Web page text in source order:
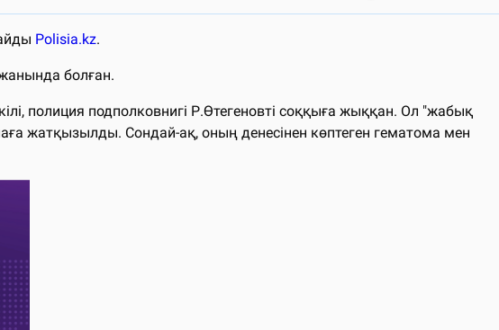
Polisia.kz.
болған.
полиция подполковнигі Р.Өтегеновті соққыға жыққан. Ол "жабық
жатқызылды. Сондай-ақ, оның денесінен көптеген гематома мен